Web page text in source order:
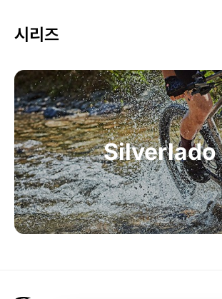
시리즈
Silverlado